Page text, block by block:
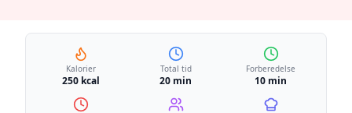
Kalorier
250 kcal
Total tid
20 min
Forberedelse
10 min